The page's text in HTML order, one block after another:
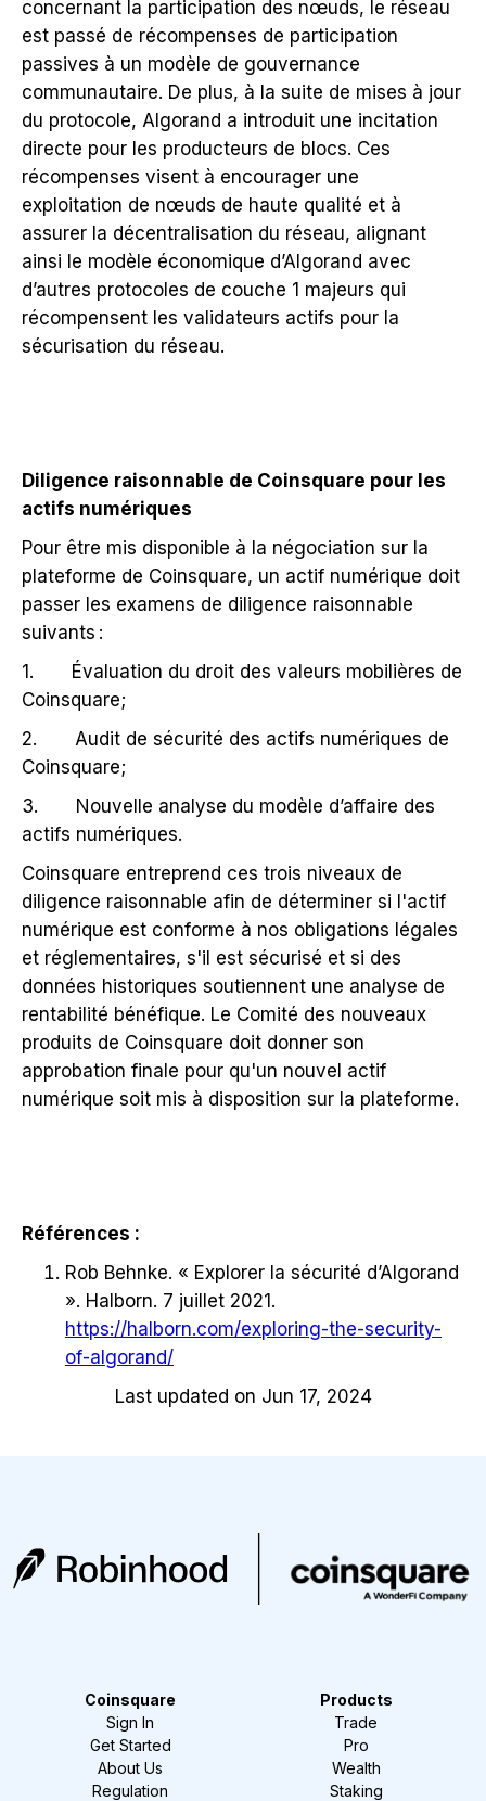
concernant la participation des nœuds, le réseau
est passé de récompenses de participation
passives à un modèle de gouvernance
communautaire. De plus, à la suite de mises à jour
du protocole, Algorand a introduit une incitation
directe pour les producteurs de blocs. Ces
récompenses visent à encourager une
exploitation de nœuds de haute qualité et à
assurer la décentralisation du réseau, alignant
ainsi le modèle économique d’Algorand avec
d’autres protocoles de couche 1 majeurs qui
récompensent les validateurs actifs pour la
sécurisation du réseau.
Diligence raisonnable de Coinsquare pour les
actifs numériques
Pour être mis disponible à la négociation sur la
plateforme de Coinsquare, un actif numérique doit
passer les examens de diligence raisonnable
suivants :
1. Évaluation du droit des valeurs mobilières de
Coinsquare;
2. Audit de sécurité des actifs numériques de
Coinsquare;
3. Nouvelle analyse du modèle d’affaire des
actifs numériques.
Coinsquare entreprend ces trois niveaux de
diligence raisonnable afin de déterminer si l'actif
numérique est conforme à nos obligations légales
et réglementaires, s'il est sécurisé et si des
données historiques soutiennent une analyse de
rentabilité bénéfique. Le Comité des nouveaux
produits de Coinsquare doit donner son
approbation finale pour qu'un nouvel actif
numérique soit mis à disposition sur la plateforme.
Références :
Rob Behnke. « Explorer la sécurité d’Algorand
». Halborn. 7 juillet 2021.
https://halborn.com/exploring-the-security-
of-algorand/
Last updated on Jun 17, 2024
Coinsquare
Sign In
Get Started
About Us
Regulation
Products
Trade
Pro
Wealth
Staking